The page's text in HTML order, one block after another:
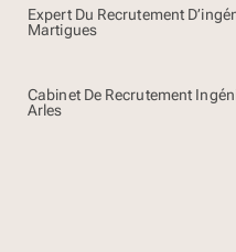
Expert Du Recrutement
Martigues
Cabinet De Recrutement
Arles